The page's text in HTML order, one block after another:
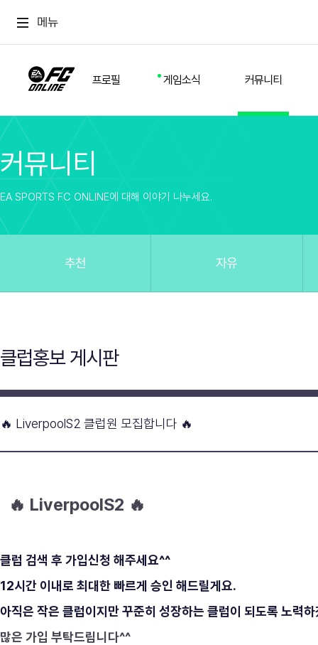
메뉴
프로필 게임소식 커뮤니티
스쿼드
커뮤니티
방명록
업데이트
유저 가이드
게임 플레이 버그 제보
커뮤니티
EA SPORTS FC ONLINE에 대해 이야기 나누세요.
추천 자유
클럽홍보 게시판
🔥 LiverpoolS2 클럽원 모집합니다 🔥
🔥 LiverpoolS2 🔥
클럽 검색 후 가입신청 해주세요^^
12시간 이내로 최대한 빠르게 승인 해드릴게요.
아직은 작은 클럽이지만 꾸준히 성장하는 클럽이 되도록 노력
많은 가입 부탁드립니다^^